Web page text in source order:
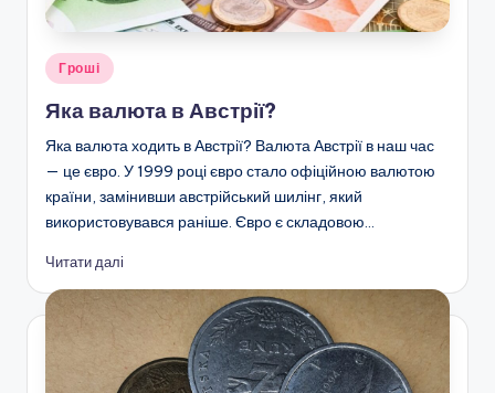
Опубліковано
Гроші
Яка валюта в Австрії?
Яка валюта ходить в Австрії? Валюта Австрії в наш час
— це євро. У 1999 році євро стало офіційною валютою
країни, замінивши австрійський шилінг, який
використовувався раніше. Євро є складовою…
Читати далі